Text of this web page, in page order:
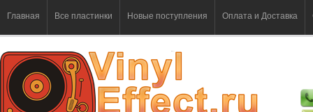
Главная Все пластинки Новые поступления Оплата и Доставка